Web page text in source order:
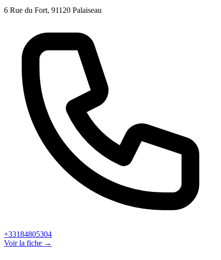
6 Rue du Fort, 91120 Palaiseau
+33184805304
Voir la fiche →